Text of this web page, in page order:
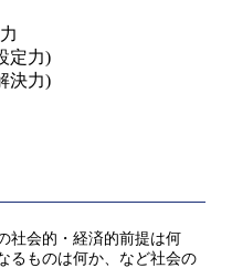
定力)
決力)
社会的・経済的前提は何
るものは何か、など社会の